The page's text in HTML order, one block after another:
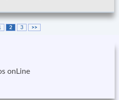
2 3 >>
onLine